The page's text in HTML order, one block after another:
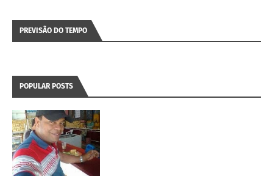
PREVISÃO DO TEMPO
POPULAR POSTS